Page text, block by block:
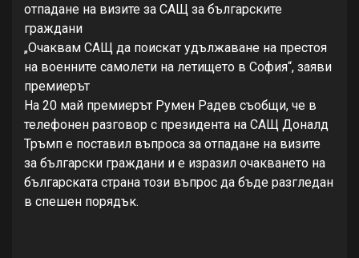
отпадане на визите за САЩ за българските
граждани
„Очаквам САЩ да поискат удължаване на престоя
на военните самолети на летището в София“, заяви
премиерът
На 20 май премиерът Румен Радев съобщи, че в
телефонен разговор с президента на САЩ Доналд
Тръмп е поставил въпроса за отпадане на визите
за български граждани и е изразил очакването на
българската страна този въпрос да бъде разгледан
в спешен порядък.